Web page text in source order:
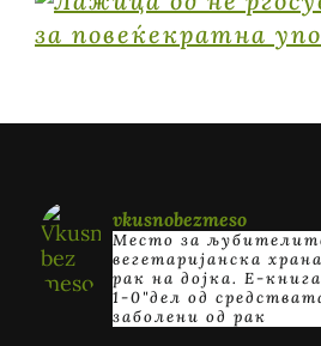
vkusnobezmeso
Место за
вегетаријанска
рак на дојка. E-
1-0"дел од
заболени од рак